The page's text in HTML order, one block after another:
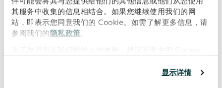
其服务中收集的信息相结合。如果您继续使用我们的网
站，即表示您同意我们的 Cookie。如需了解更多信息，请
参阅我们的隐私政策 。
显示详情